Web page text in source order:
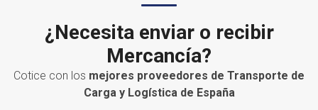
¿Necesita enviar o recibir
Mercancía?
Cotice con los mejores proveedores de Transporte de
Carga y Logística de España